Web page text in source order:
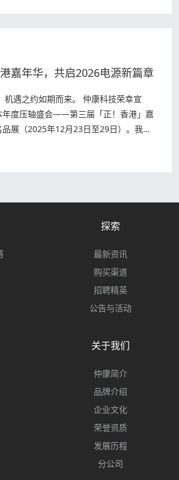
嘉年华，共启2026电源新篇章
机遇之约如期而来。​ 仲康科技荣幸宣
年度压轴盛会——第三届「正！香港」嘉
展（2025年12月23日至29日）。我们
探索
最新资讯
购买渠道
招聘精英
公告与活动
关于我们
仲康简介
品牌介绍
企业文化
荣誉资质
发展历程
分公司